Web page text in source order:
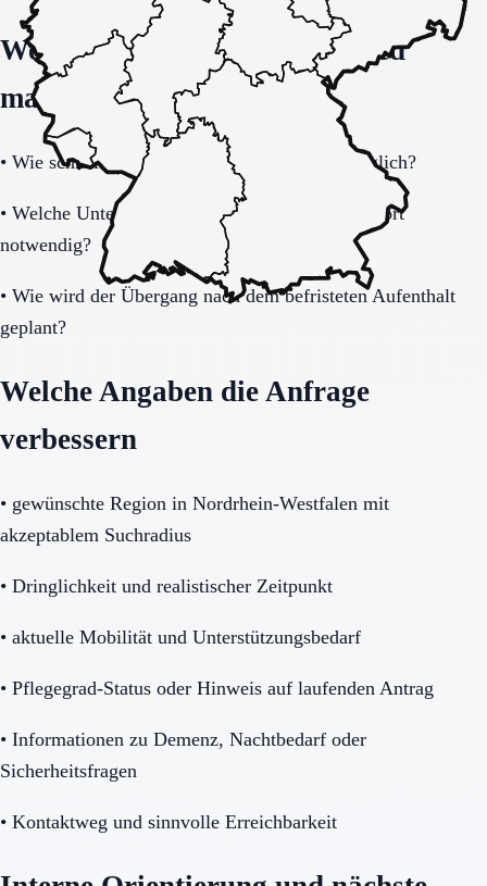
Welche Fragen den Unterschied
machen
• Wie schnell ist eine Aufnahme realistisch möglich?
• Welche Unterlagen und Informationen sind sofort
notwendig?
• Wie wird der Übergang nach dem befristeten Aufenthalt
geplant?
Welche Angaben die Anfrage
verbessern
• gewünschte Region in Nordrhein-Westfalen mit
akzeptablem Suchradius
• Dringlichkeit und realistischer Zeitpunkt
• aktuelle Mobilität und Unterstützungsbedarf
• Pflegegrad-Status oder Hinweis auf laufenden Antrag
• Informationen zu Demenz, Nachtbedarf oder
Sicherheitsfragen
• Kontaktweg und sinnvolle Erreichbarkeit